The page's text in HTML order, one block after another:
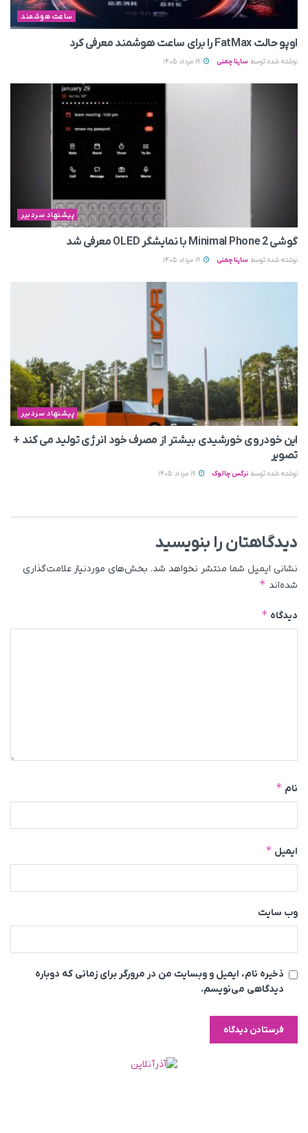
ساعت هوشمند
اوپو حالت FatMax را برای ساعت هوشمند معرفی کرد
نوشته شده توسط ساینا چمنی
پیشنهاد سردبیر
گوشی Minimal Phone 2 با نمایشگر OLED معرفی شد
نوشته شده توسط ساینا چمنی
پیشنهاد سردبیر
این خودروی خورشیدی بیشتر از مصرف خود انرژی تولید می‌ کند +
تصویر
نوشته شده توسط نرگس چالوک
دیدگاهتان را بنویسید
نشانی ایمیل شما منتشر نخواهد شد. بخش‌های موردنیاز علامت‌گذاری
شده‌اند *
دیدگاه *
نام *
ایمیل *
وب‌ سایت
ذخیره نام، ایمیل و وبسایت من در مرورگر برای زمانی که دوباره
دیدگاهی می‌نویسم.